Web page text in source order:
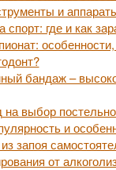
и
спорт: где и как
бандаж –
выбор
и
запоя
от